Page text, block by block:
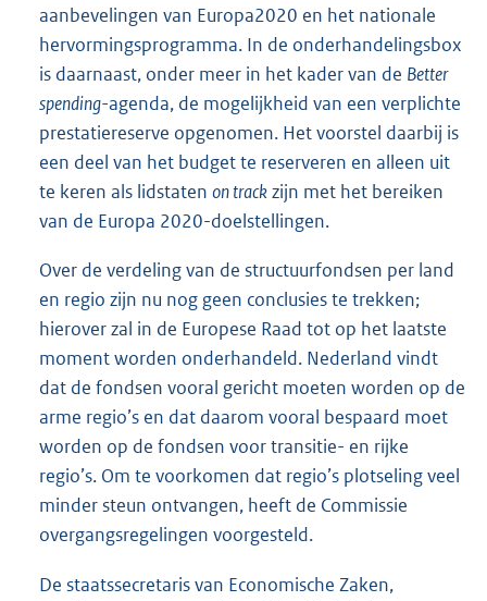
aanbevelingen van Europa2020 en het nationale
hervormingsprogramma. In de onderhandelingsbox
is daarnaast, onder meer in het kader van de Better
spending-agenda, de mogelijkheid van een verplichte
prestatiereserve opgenomen. Het voorstel daarbij is
een deel van het budget te reserveren en alleen uit
te keren als lidstaten on trackzijn met het bereiken
van de Europa 2020-doelstellingen.
Over de verdeling van de structuurfondsen per land
en regio zijn nu nog geen conclusies te trekken;
hierover zal in de Europese Raad tot op het laatste
moment worden onderhandeld. Nederland vindt
dat de fondsen vooral gericht moeten worden op de
arme regio’s en dat daarom vooral bespaard moet
worden op de fondsen voor transitie- en rijke
regio’s. Om te voorkomen dat regio’s plotseling veel
minder steun ontvangen, heeft de Commissie
overgangsregelingen voorgesteld.
De staatssecretaris van Economische Zaken,